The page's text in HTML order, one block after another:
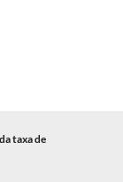
taxa de